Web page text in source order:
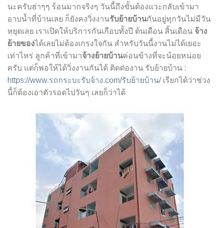
นะครับฮ่าๆๆ ร้อนมากจริงๆ วันนี้ถึงขั้นต้องแวะกลับเข้ามา
อาบน้ำที่บ้านเลย ก็ยังคงวิ่งงานรับย้ายบ้านกันอยู่ทุกวันไม่มีวัน
หยุดเลย เราเปิดให้บริการกันเกือบทั้งปี ต้นเดือน สิ้นเดือน จ้าง
ย้ายของได้เลยไม่ต้องเกรงใจกัน สำหรับวันนี้งานไม่ได้เยอะ
เท่าไหร่ ลูกค้าที่เข้ามาจ้างย้ายบ้านค่อนข้างที่จะน้อยหน่อย
ครับ แต่ก็พอให้ได้วิ่งงานกันได้ ติดต่องาน รับย้ายบ้าน :
https://www.รถกระบะรับจ้าง.com/รับย้ายบ้าน/เรียกได้ว่าช่วง
นี้ก็ต้องเอาตัวรอดไปวันๆ เลยก็ว่าได้